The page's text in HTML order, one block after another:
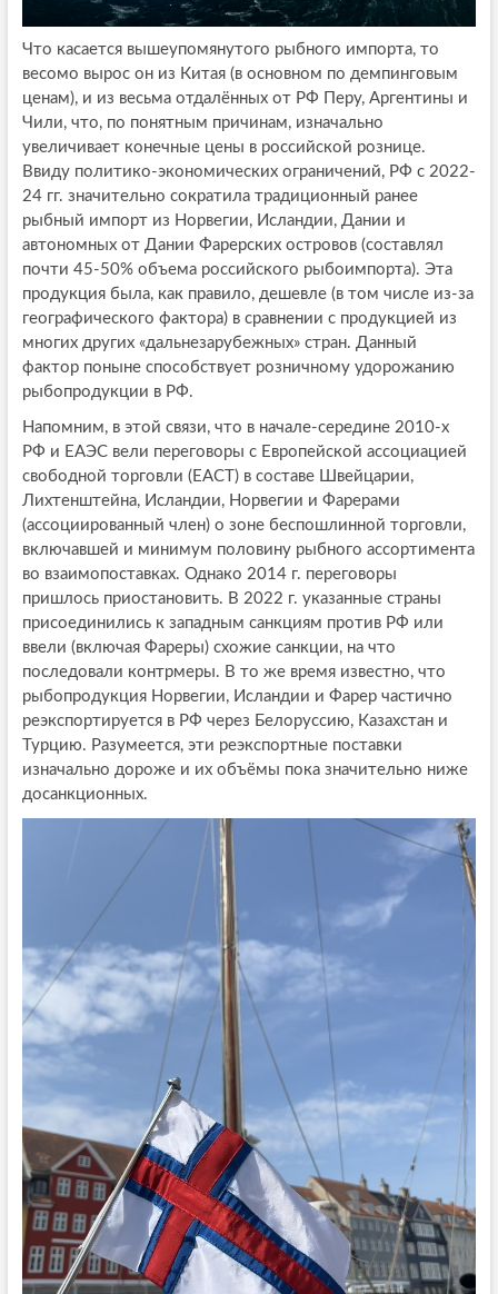
Что касается вышеупомянутого рыбного импорта, то
весомо вырос он из Китая (в основном по демпинговым
ценам), и из весьма отдалённых от РФ Перу, Аргентины и
Чили, что, по понятным причинам, изначально
увеличивает конечные цены в российской рознице.
Ввиду политико-экономических ограничений, РФ с 2022-
24 гг. значительно сократила традиционный ранее
рыбный импорт из Норвегии, Исландии, Дании и
автономных от Дании Фарерских островов (составлял
почти 45-50% объема российского рыбоимпорта). Эта
продукция была, как правило, дешевле (в том числе из-за
географического фактора) в сравнении с продукцией из
многих других «дальнезарубежных» стран. Данный
фактор поныне способствует розничному удорожанию
рыбопродукции в РФ.
Напомним, в этой связи, что в начале-середине 2010-х
РФ и ЕАЭС вели переговоры с Европейской ассоциацией
свободной торговли (ЕАСТ) в составе Швейцарии,
Лихтенштейна, Исландии, Норвегии и Фарерами
(ассоциированный член) о зоне беспошлинной торговли,
включавшей и минимум половину рыбного ассортимента
во взаимопоставках. Однако 2014 г. переговоры
пришлось приостановить. В 2022 г. указанные страны
присоединились к западным санкциям против РФ или
ввели (включая Фареры) схожие санкции, на что
последовали контрмеры. В то же время известно, что
рыбопродукция Норвегии, Исландии и Фарер частично
реэкспортируется в РФ через Белоруссию, Казахстан и
Турцию. Разумеется, эти реэкспортные поставки
изначально дороже и их объёмы пока значительно ниже
досанкционных.